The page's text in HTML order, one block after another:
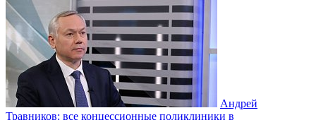
Андрей
Травников: все концессионные поликлиники в